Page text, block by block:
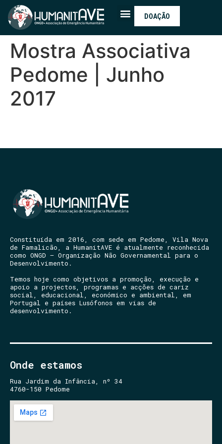
DOAÇÃO
Mostra Associativa
Pedome | Junho
2017
Constituída em 2016, com sede em Pedome, Vila Nova
de Famalicão, a HumanitAVE é atualmente reconhecida
como ONGD – Organização Não Governamental para o
Desenvolvimento.
Temos hoje como objetivos a promoção, execução e
apoio a projectos, programas e acções de cariz
social, educacional, económico e ambiental, em
Portugal e países Lusófonos em vias de
desenvolvimento.
Onde estamos
Rua Jardim da Infância, nº 34
4760-150 Pedome